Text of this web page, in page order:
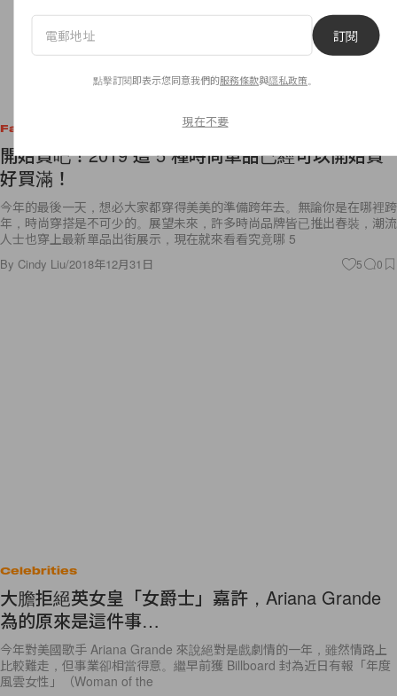
Fashion
開始買吧！2019 這 5 種時尚單品已經可以開始買
好買滿！
今年的最後一天，想必大家都穿得美美的準備跨年去。無論你是在哪裡跨
年，時尚穿搭是不可少的。展望未來，許多時尚品牌皆已推出春裝，潮流
人士也穿上最新單品出街展示，現在就來看看究竟哪 5
By Cindy Liu/2018年12月31日 5 0
Celebrities
大膽拒絕英女皇「女爵士」嘉許，Ariana Grande
為的原來是這件事…
今年對美國歌手 Ariana Grande 來說絕對是戲劇情的一年，雖然情路上
比較難走，但事業卻相當得意。繼早前獲 Billboard 封為近日有報「年度
風雲女性」（Woman of the
訂閱
點擊訂閱即表示您同意我們的服務條款與隱私政策
現在不要